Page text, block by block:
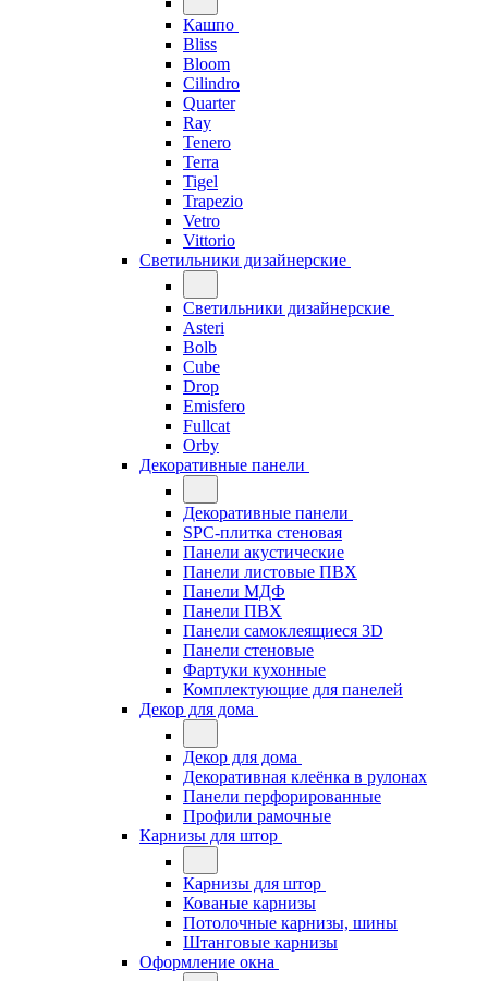
Кашпо
Bliss
Bloom
Cilindro
Quarter
Ray
Tenero
Terra
Tigel
Trapezio
Vetro
Vittorio
Светильники дизайнерские
Светильники дизайнерские
Asteri
Bolb
Cube
Drop
Emisfero
Fullcat
Orby
Декоративные панели
Декоративные панели
SPC-плитка стеновая
Панели акустические
Панели листовые ПВХ
Панели МДФ
Панели ПВХ
Панели самоклеящиеся 3D
Панели стеновые
Фартуки кухонные
Комплектующие для панелей
Декор для дома
Декор для дома
Декоративная клеёнка в рулонах
Панели перфорированные
Профили рамочные
Карнизы для штор
Карнизы для штор
Кованые карнизы
Потолочные карнизы, шины
Штанговые карнизы
Оформление окна